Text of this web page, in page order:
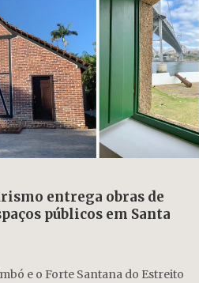
entrega obras de
públicos em Santa
e o Forte Santana do Estreito